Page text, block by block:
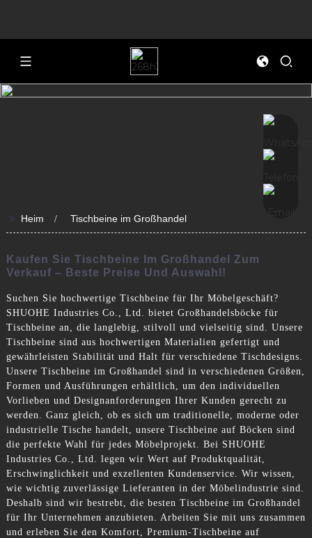
>> Heim Tischbeine im Großhandel
Kaufen Sie Tischbeine Im Großhandel Zum
Verkauf – Beste Preise Und Auswahl!
Suchen Sie hochwertige Tischbeine für Ihr Möbelgeschäft?
SHUOHE Industries Co., Ltd. bietet Großhandelsböcke für
Tischbeine an, die langlebig, stilvoll und vielseitig sind. Unsere
Tischbeine sind aus hochwertigen Materialien gefertigt und
gewährleisten Stabilität und Halt für verschiedene Tischdesigns.
Unsere Tischbeine im Großhandel sind in verschiedenen Größen,
Formen und Ausführungen erhältlich, um den individuellen
Vorlieben und Designanforderungen Ihrer Kunden gerecht zu
werden. Ganz gleich, ob es sich um traditionelle, moderne oder
industrielle Tische handelt, unsere Tischbeine auf Böcken sind
die perfekte Wahl für jedes Möbelprojekt. Bei SHUOHE
Industries Co., Ltd. legen wir Wert auf Produktqualität,
Erschwinglichkeit und exzellenten Kundenservice. Wir wissen,
wie wichtig zuverlässige Lieferanten in der Möbelindustrie sind.
Deshalb sind wir bestrebt, die besten Tischbeine im Großhandel
für Ihr Unternehmen anzubieten. Arbeiten Sie mit uns zusammen
und erleben Sie den Komfort, Premium-Tischbeine auf